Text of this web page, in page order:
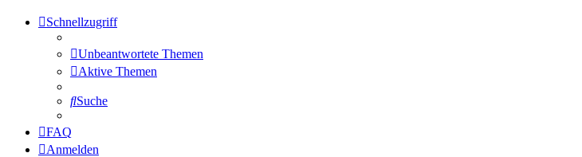
Schnellzugriff
Unbeantwortete Themen
Aktive Themen
Suche
FAQ
Anmelden